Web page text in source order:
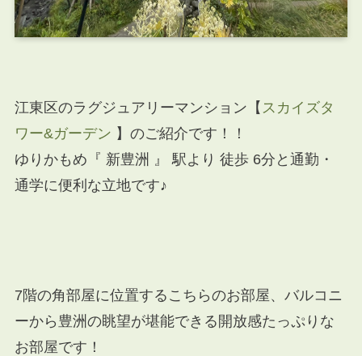
江東区のラグジュアリーマンション【 スカイズタ
ワー&ガーデン 】のご紹介です！！
ゆりかもめ『 新豊洲 』 駅より 徒歩 6分と通勤・
通学に便利な立地です♪
7階の角部屋に位置するこちらのお部屋、バルコニ
ーから豊洲の眺望が堪能できる開放感たっぷりな
お部屋です！